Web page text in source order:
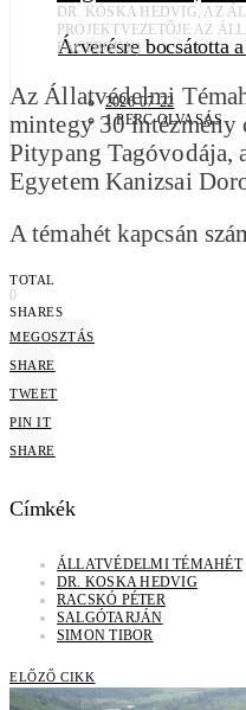
Árverésre bocsátotta
2026-07-22
1 PERC OLVASÁS
DR. KOSKA HEDVIG, AZ
PROJEKTVEZETŐJE AZ
FACEBOOK)
Az Állatvédelmi
mintegy 30 intézmény
Pitypang Tagóvodája,
Egyetem Kanizsai
A témahét kapcsán
TOTAL
0
SHARES
MEGOSZTÁS
SHARE
TWEET
PIN IT
SHARE
Címkék
ÁLLATVÉDELMI TÉMAHÉT
DR. KOSKA HEDVIG
RACSKÓ PÉTER
SALGÓTARJÁN
SIMON TIBOR
ELŐZŐ CIKK